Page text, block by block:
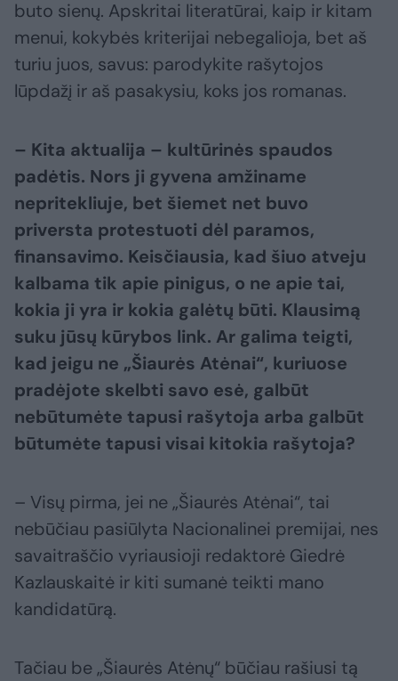
buto sienų. Apskritai literatūrai, kaip ir kitam
menui, kokybės kriterijai nebegalioja, bet aš
turiu juos, savus: parodykite rašytojos
lūpdažį ir aš pasakysiu, koks jos romanas.
– Kita aktualija – kultūrinės spaudos
padėtis. Nors ji gyvena amžiname
nepritekliuje, bet šiemet net buvo
priversta protestuoti dėl paramos,
finansavimo. Keisčiausia, kad šiuo atveju
kalbama tik apie pinigus, o ne apie tai,
kokia ji yra ir kokia galėtų būti. Klausimą
suku jūsų kūrybos link. Ar galima teigti,
kad jeigu ne „Šiaurės Atėnai“, kuriuose
pradėjote skelbti savo esė, galbūt
nebūtumėte tapusi rašytoja arba galbūt
būtumėte tapusi visai kitokia rašytoja?
– Visų pirma, jei ne „Šiaurės Atėnai“, tai
nebūčiau pasiūlyta Nacionalinei premijai, nes
savaitraščio vyriausioji redaktorė Giedrė
Kazlauskaitė ir kiti sumanė teikti mano
kandidatūrą.
Tačiau be „Šiaurės Atėnų“ būčiau rašiusi tą